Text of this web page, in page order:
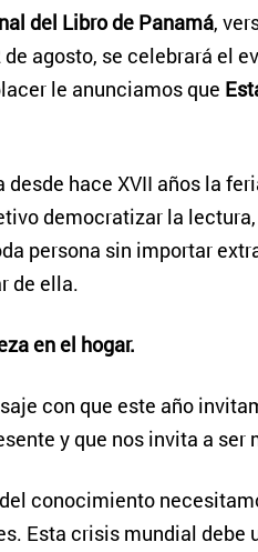
del Libro de Panamá,
agosto, se celebrará el
le anunciamos que
hace XVII años la
democratizar la
persona sin importar
de ella.
en el hogar.
con que este año
y que nos invita a ser
conocimiento
Esta crisis mundial debe